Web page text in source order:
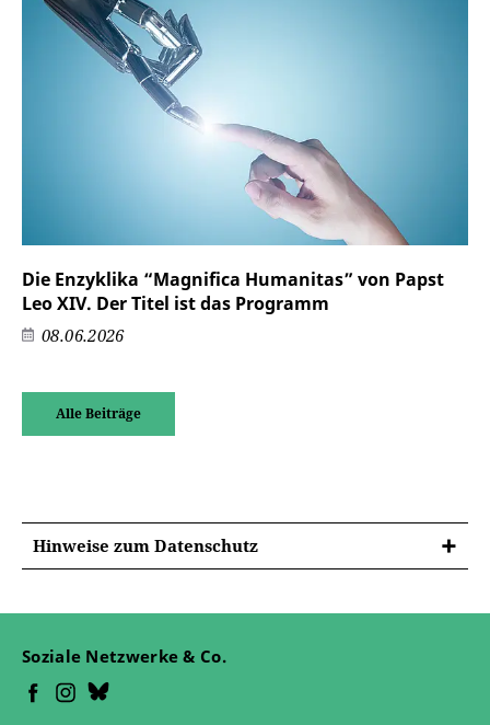
Die Enzyklika “Magnifica Humanitas” von Papst
Leo XIV. Der Titel ist das Programm
08.06.2026
Alle Beiträge
Hinweise zum Datenschutz
Soziale Netzwerke & Co.